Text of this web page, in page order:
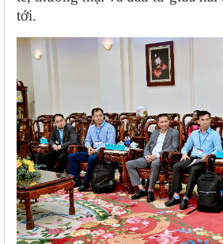
tới.